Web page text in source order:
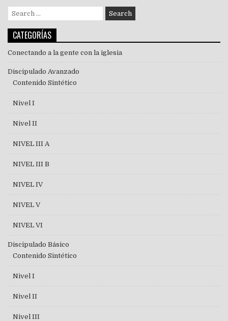
CATEGORÍAS
Conectando a la gente con la iglesia
Discipulado Avanzado
Contenido Sintético
Nivel I
Nivel II
NIVEL III A
NIVEL III B
NIVEL IV
NIVEL V
NIVEL VI
Discipulado Básico
Contenido Sintético
Nivel I
Nivel II
Nivel III